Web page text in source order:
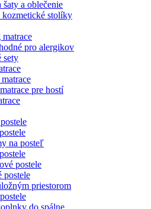
šaty a oblečenie
kozmetické stolíky
pro alergikov
sety
pre hostí
na posteľ
postele
postele
priestorom
do spálne